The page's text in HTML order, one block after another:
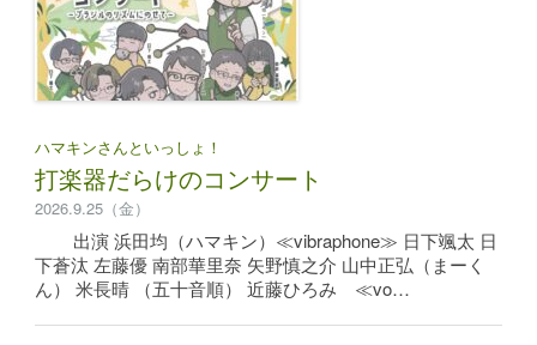
ハマキンさんといっしょ！
打楽器だらけのコンサート
2026.9.25（金）
出演 浜田均（ハマキン）≪vibraphone≫ 日下颯太 日
下蒼汰 左藤優 南部華里奈 矢野慎之介 山中正弘（まーく
ん） 米長晴 （五十音順） 近藤ひろみ ≪vo…